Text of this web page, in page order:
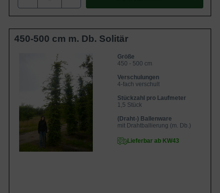
450-500 cm m. Db. Solitär
Größe
450 - 500 cm
Verschulungen
4-fach verschult
Stückzahl pro Laufmeter
1,5 Stück
(Draht-) Ballenware
mit Drahtballierung (m. Db.)
Lieferbar ab KW43